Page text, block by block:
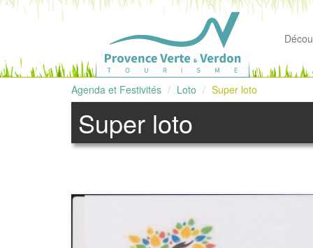
Agenda et Festivités Loto Super loto
Super loto